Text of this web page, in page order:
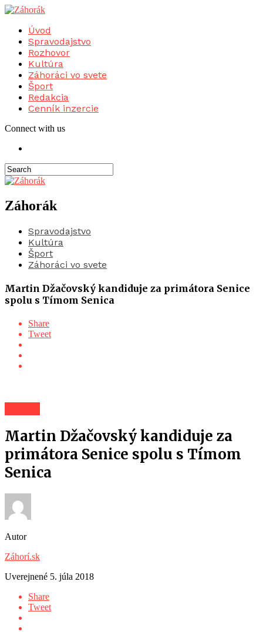
Úvod
Spravodajstvo
Rozhovor
Kultúra
Záhoráci vo svete
Šport
Redakcia
Cenník inzercie
Connect with us
Záhorák
Spravodajstvo
Kultúra
Šport
Záhoráci vo svete
Martin Džačovský kandiduje za primátora Senice
spolu s Tímom Senica
Share
Tweet
Martin Džačovský kandiduje za
primátora Senice spolu s Tímom
Senica
Autor
Záhorí.sk
Uverejnené 5. júla 2018
Share
Tweet